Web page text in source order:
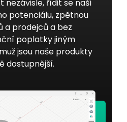
řídit se naší
potenciálu, zpětnou
a prodejců a bez
poplatky jiným
jsou naše produkty
dostupnější.